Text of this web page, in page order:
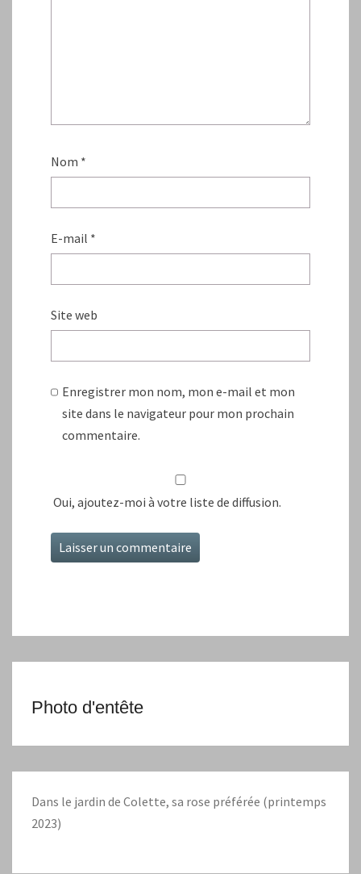
Nom *
E-mail *
Site web
Enregistrer mon nom, mon e-mail et mon
site dans le navigateur pour mon prochain
commentaire.
Oui, ajoutez-moi à votre liste de diffusion.
Photo d'entête
Dans le jardin de Colette, sa rose préférée (printemps
2023)